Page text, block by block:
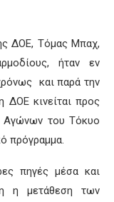
ΔΟΕ, Τόμας Μπαχ,
ήταν εν
και παρά την
ΔΟΕ κινείται προς
Αγώνων του Τόκυο
πρόγραμμα.
πηγές μέσα και
η μετάθεση των